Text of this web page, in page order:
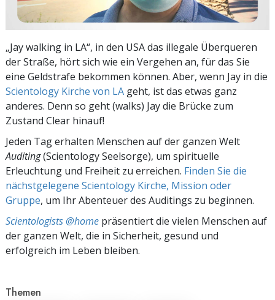
„Jay walking in LA“, in den USA das illegale Überqueren
der Straße, hört sich wie ein Vergehen an, für das Sie
eine Geldstrafe bekommen können. Aber, wenn Jay in die
Scientology Kirche von LA geht, ist das etwas ganz
anderes. Denn so geht (walks) Jay die Brücke zum
Zustand Clear hinauf!
Jeden Tag erhalten Menschen auf der ganzen Welt
Auditing(Scientology Seelsorge), um spirituelle
Erleuchtung und Freiheit zu erreichen. Finden Sie die
nächstgelegene Scientology Kirche, Mission oder
Gruppe, um Ihr Abenteuer des Auditings zu beginnen.
Scientologists @home präsentiert die vielen Menschen auf
der ganzen Welt, die in Sicherheit, gesund und
erfolgreich im Leben bleiben.
Themen